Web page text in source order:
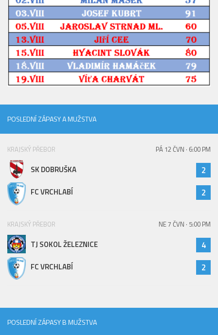
POSLEDNÍ ZÁPASY A MUŽSTVA
KRAJSKÝ PŘEBOR PÁ 12 ČVN · 6:00 PM
SK DOBRUŠKA 2
FC VRCHLABÍ 2
KRAJSKÝ PŘEBOR NE 7 ČVN · 5:00 PM
TJ SOKOL ŽELEZNICE 4
FC VRCHLABÍ 2
POSLEDNÍ ZÁPASY B MUŽSTVA